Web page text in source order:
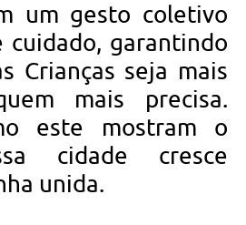
um gesto coletivo
cuidado, garantindo
Crianças seja mais
mais precisa.
este mostram o
cidade cresce
unida.